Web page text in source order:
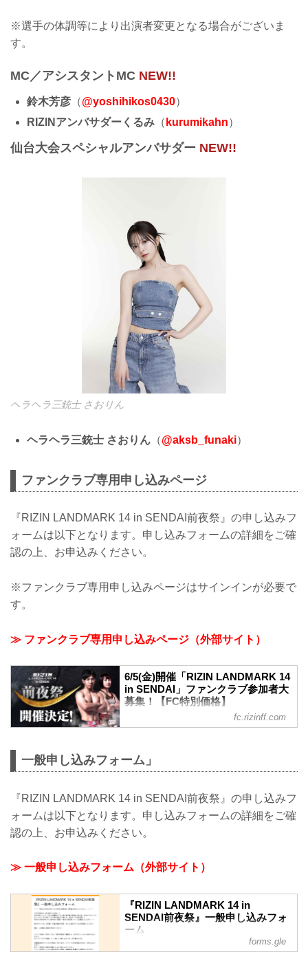
※選手の体調等により出演者変更となる場合がございま
す。
MC／アシスタントMC NEW!!
鈴木芳彦 （@yoshihikos0430）
RIZINアンバサダーくるみ （ kurumikahn）
仙台大会スペシャルアンバサダー NEW!!
ヘラヘラ三銃士 さおりん
ヘラヘラ三銃士 さおりん （@aksb_funaki）
ファンクラブ専用申し込みページ
『RIZIN LANDMARK 14 in SENDAI前夜祭』の申し込みフ
ォームは以下となります。申し込みフォームの詳細をご確
認の上、お申込みください。
※ファンクラブ専用申し込みページはサインインが必要で
す。
≫ ファンクラブ専用申し込みページ（外部サイト）
6/5(金)開催「RIZIN LANDMARK 14
in SENDAI」ファンクラブ参加者大
募集！【FC特別価格】
6月5日(金)仙台市内某所にて「RIZIN
ラブ会員様は特別価格にてご参加いただ
けます！ ※当イベントは抽選にて参加者
い特別なひとときを、ぜひお楽しみくだ
さい。たくさんのご応募をお待ちしてお
ります！ RIZIN LANDMARK 14 in
SENDAI 前夜祭 ■開催日時 2026年6月5
所 仙台市内（...
fc.rizinff.com
一般申し込みフォーム」
『RIZIN LANDMARK 14 in SENDAI前夜祭』の申し込みフ
ォームは以下となります。申し込みフォームの詳細をご確
認の上、お申込みください。
≫ 一般申し込みフォーム（外部サイト）
『RIZIN LANDMARK 14 in
SENDAI前夜祭』一般申し込みフォ
ーム
＼＼＼『RIZIN LANDMARK 14 in
forms.gle